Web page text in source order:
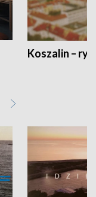
Koszalin –